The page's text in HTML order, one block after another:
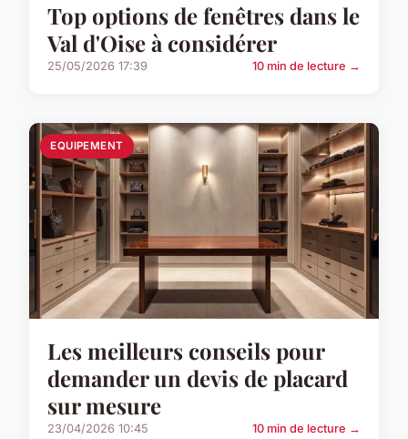
Top options de fenêtres dans le
Val d'Oise à considérer
25/05/2026 17:39 10 min de lecture →
EQUIPEMENT
Les meilleurs conseils pour
demander un devis de placard
sur mesure
23/04/2026 10:45 10 min de lecture →